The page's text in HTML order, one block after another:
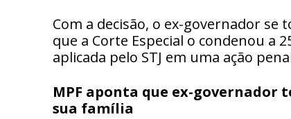
Com a decisão, o ex-governador
que a Corte Especial o condenou a
aplicada pelo STJ em uma ação
MPF aponta que ex-
sua família